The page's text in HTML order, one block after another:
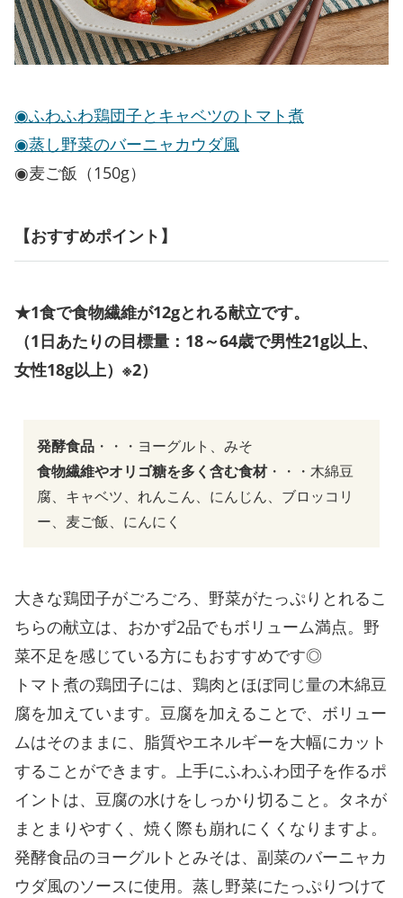
◉ふわふわ鶏団子とキャベツのトマト煮
◉蒸し野菜のバーニャカウダ風
◉麦ご飯（150g）
【おすすめポイント】
★1食で食物繊維が12gとれる献立です。
（1日あたりの目標量：18～64歳で男性21g以上、
女性18g以上）※2）
発酵食品 ・・・ヨーグルト、みそ
食物繊維やオリゴ糖を多く含む食材・・・木綿豆
腐、キャベツ、れんこん、にんじん、ブロッコリ
ー、麦ご飯、にんにく
大きな鶏団子がごろごろ、野菜がたっぷりとれるこ
ちらの献立は、おかず2品でもボリューム満点。野
菜不足を感じている方にもおすすめです◎
トマト煮の鶏団子には、鶏肉とほぼ同じ量の木綿豆
腐を加えています。豆腐を加えることで、ボリュー
ムはそのままに、脂質やエネルギーを大幅にカット
することができます。上手にふわふわ団子を作るポ
イントは、豆腐の水けをしっかり切ること。タネが
まとまりやすく、焼く際も崩れにくくなりますよ。
発酵食品のヨーグルトとみそは、副菜のバーニャカ
ウダ風のソースに使用。蒸し野菜にたっぷりつけて